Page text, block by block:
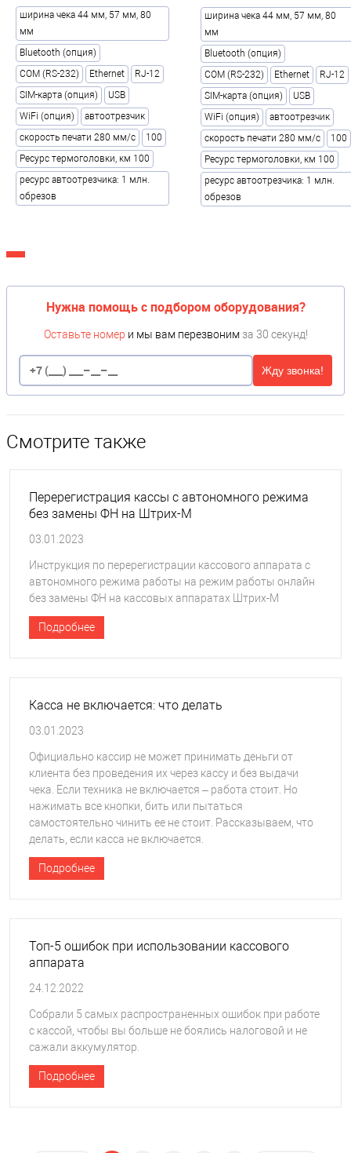
ширина чека 44 мм, 57 мм, 80
мм
Bluetooth (опция)
COM (RS-232)
Ethernet
RJ-12
SIM-карта (опция)
USB
WiFi (опция)
автоотрезчик
скорость печати 280 мм/с
100
Ресурс термоголовки, км 100
ресурс автоотрезчика: 1 млн.
обрезов
ширина чека 44 мм, 57 мм, 80
мм
Bluetooth (опция)
COM (RS-232)
Ethernet
RJ-12
SIM-карта (опция)
USB
WiFi (опция)
автоотрезчик
скорость печати 280 мм/с
100
Ресурс термоголовки, км 100
ресурс автоотрезчика: 1 млн.
обрезов
Нужна помощь с подбором оборудования?
Оставьте номер и мы вам перезвоним за 30 секунд!
Жду звонка!
Смотрите также
Перерегистрация кассы с автономного режима
без замены ФН на Штрих-М
03.01.2023
Инструкция по перерегистрации кассового аппарата с
автономного режима работы на режим работы онлайн
без замены ФН на кассовых аппаратах Штрих-М
Подробнее
Касса не включается: что делать
03.01.2023
Официально кассир не может принимать деньги от
клиента без проведения их через кассу и без выдачи
чека. Если техника не включается – работа стоит. Но
нажимать все кнопки, бить или пытаться
самостоятельно чинить ее не стоит. Рассказываем, что
делать, если касса не включается.
Подробнее
Топ-5 ошибок при использовании кассового
аппарата
24.12.2022
Собрали 5 самых распространенных ошибок при работе
с кассой, чтобы вы больше не боялись налоговой и не
сажали аккумулятор.
Подробнее